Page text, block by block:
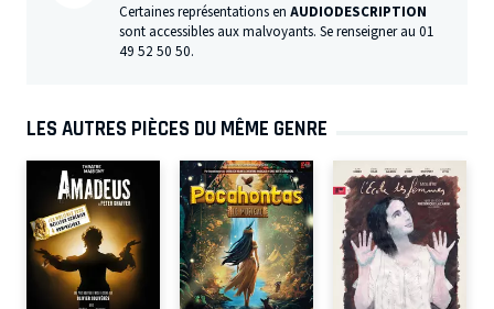
Certaines représentations enAUDIODESCRIPTION
sont accessibles aux malvoyants. Se renseigner au 01
49 52 50 50.
LES AUTRES PIÈCES DU MÊME GENRE